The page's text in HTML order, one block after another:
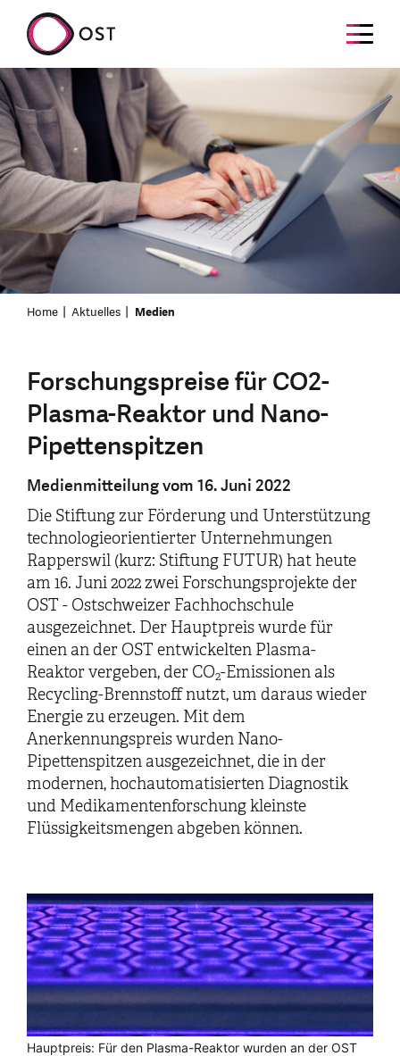
Home Aktuelles Medien
Forschungspreise für CO2-
Plasma-Reaktor und Nano-
Pipettenspitzen
Medienmitteilung vom 16. Juni 2022
Die Stiftung zur Förderung und Unterstützung
technologieorientierter Unternehmungen
Rapperswil (kurz: Stiftung FUTUR) hat heute
am 16. Juni 2022 zwei Forschungsprojekte der
OST - Ostschweizer Fachhochschule
ausgezeichnet. Der Hauptpreis wurde für
einen an der OST entwickelten Plasma-
Reaktor vergeben, der CO2-Emissionen als
Recycling-Brennstoff nutzt, um daraus wieder
Energie zu erzeugen. Mit dem
Anerkennungspreis wurden Nano-
Pipettenspitzen ausgezeichnet, die in der
modernen, hochautomatisierten Diagnostik
und Medikamentenforschung kleinste
Flüssigkeitsmengen abgeben können.
vlnr: Andre Heel, Thomas Schmidheiny, Frank Ehrig
Hauptpreis: Für den Plasma-Reaktor wurden an der OST
Hauptpreis: Blick in den Plasma-Reaktor während CO2